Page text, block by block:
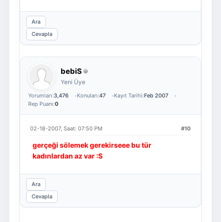
Ara
Cevapla
bebiS
Yeni Üye
Yorumları:3,476 Konuları:47 Kayıt Tarihi:Feb 2007
Rep Puanı:0
#10
02-18-2007, Saat: 07:50 PM
gerçeği sölemek gerekirseee bu tür
kadınlardan az var :S
Ara
Cevapla